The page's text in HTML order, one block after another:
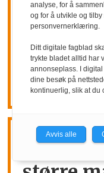
4800
analyse, for å
og for å utvikle og
personvernerklæring.
Ditt digitale fagblad
trykte bladet alltid har
annonseplass. I
dine besøk på
kontinuerlig, slik at du
Avvis alle